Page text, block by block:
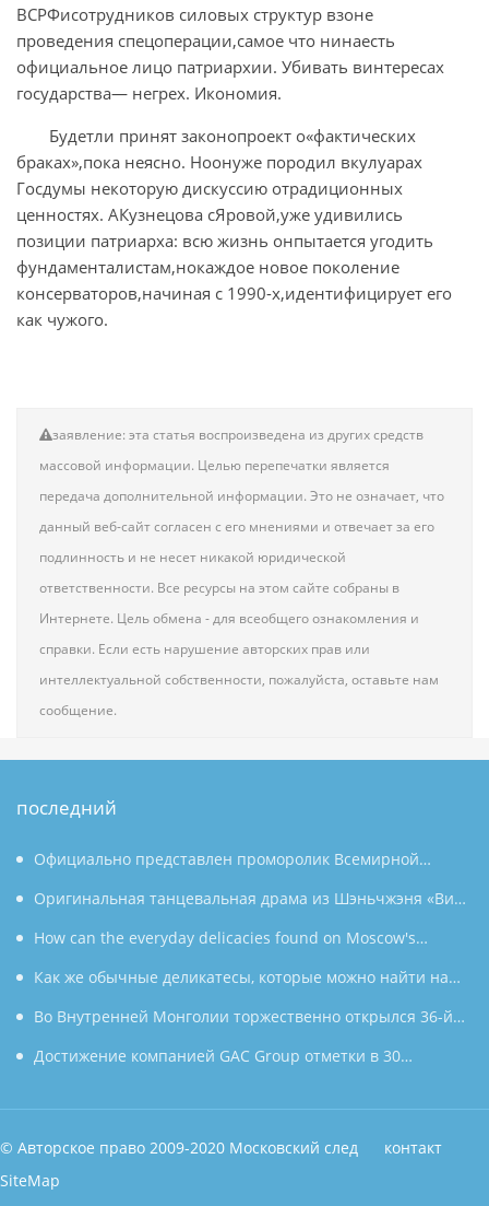
ВСРФисотрудников силовых структур взоне
проведения спецоперации,самое что нинаесть
официальное лицо патриархии. Убивать винтересах
государства— негрех. Икономия.
Будетли принят законопроект о«фактических
браках»,пока неясно. Ноонуже породил вкулуарах
Госдумы некоторую дискуссию отрадиционных
ценностях. АКузнецова сЯровой,уже удивились
позиции патриарха: всю жизнь онпытается угодить
фундаменталистам,нокаждое новое поколение
консерваторов,начиная с 1990-х,идентифицирует его
как чужого.
заявление: эта статья воспроизведена из других средств
массовой информации. Целью перепечатки является
передача дополнительной информации. Это не означает, что
данный веб-сайт согласен с его мнениями и отвечает за его
подлинность и не несет никакой юридической
ответственности. Все ресурсы на этом сайте собраны в
Интернете. Цель обмена - для всеобщего ознакомления и
справки. Если есть нарушение авторских прав или
интеллектуальной собственности, пожалуйста, оставьте нам
сообщение.
последний
Официально представлен проморолик Всемирной
конференции по производству 2026 года: Аньхой
направляет миру «приглашение к умному производству»
Оригинальная танцевальная драма из Шэньчжэня «Вин
Чун» была показана в Южной Корее под бурные овации,
используя танец как мост, открывающий новую главу в
культурном обмене между Китаем и Южной Кореей.
How can the everyday delicacies found on Moscow's
shelves shine on the tables of countless households in the
East?
Как же обычные деликатесы, которые можно найти на
полках московских магазинов, могут украсить столы
бесчисленных семей на Востоке?
Во Внутренней Монголии торжественно открылся 36-й
туристический фестиваль «Наадам»
Достижение компанией GAC Group отметки в 30
© Aвторское право 2009-2020 Московский след контакт
SiteMap